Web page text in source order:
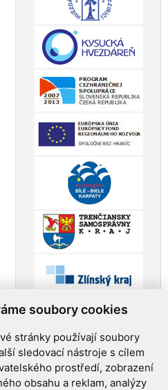
soubory cookies
stránky používají soubory
sledovací nástroje s cílem
prostředí, zobrazení
obsahu a reklam, analýzy
78, 757 01 Valašské Meziříčí